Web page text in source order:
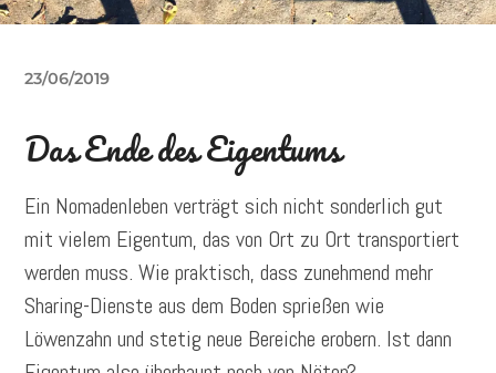
23/06/2019
Das Ende des Eigentums
Ein Nomadenleben verträgt sich nicht sonderlich gut
mit vielem Eigentum, das von Ort zu Ort transportiert
werden muss. Wie praktisch, dass zunehmend mehr
Sharing-Dienste aus dem Boden sprießen wie
Löwenzahn und stetig neue Bereiche erobern. Ist dann